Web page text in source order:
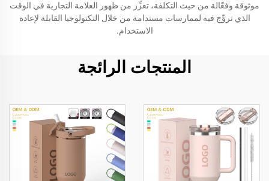
موثوقة وفعّالة من حيث التكلفة، تعزِّز من ظهور العلامة التجارية في الوقت
الذي تروِّج فيه لممارسات مستدامة من خلال التكنولوجيا القابلة لإعادة
الاستخدام.
المنتجات الرائجة